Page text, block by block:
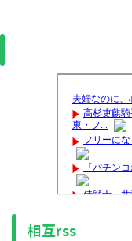
相互rss